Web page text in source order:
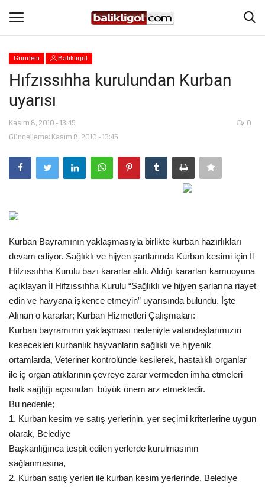
Giriş Yap
Anasayfa
Köşe Yazıları
Magazin
Spor
Gündem
Tekno Bilim
Ekonomi
Siyaset
Galeriler
Yaşam
Künye
Gündem Balıklıgöl
Hıfzıssıhha kurulundan Kurban
uyarısı
Kasım 8, 2010 - 13:45
Güncelleme: Kasım 8, 2010 - 13:45
0
Kurban Bayramının yaklaşmasıyla birlikte kurban hazırlıkları
devam ediyor. Sağlıklı ve hijyen şartlarında Kurban kesimi için İl
Hifzıssıhha Kurulu bazı kararlar aldı. Aldığı kararları kamuoyuna
açıklayan İl Hifzıssıhha Kurulu “Sağlıklı ve hijyen şarlarına riayet
edin ve havyana işkence etmeyin” uyarısında bulundu. İşte
Alınan o kararlar; Kurban Hizmetleri Çalışmaları:
Kurban bayramımn yaklaşması nedeniyle vatandaşlarımızın
kesecekleri kurbanlık hayvanların sağlıklı ve hijyenik
ortamlarda, Veteriner kontrolünde kesilerek, hastalıklı organlar
ile iç organ atıklarının çevreye zarar vermeden imha etmeleri
halk sağlığı açısından büyük önem arz etmektedir.
Bu nedenle;
1. Kurban kesim ve satış yerlerinin, yer seçimi kriterlerine uygun
olarak, Belediye
Başkanlığınca tespit edilen yerlerde kurulmasının
sağlanmasına,
2. Kurban satış yerleri ile kurban kesim yerlerinde, Belediye